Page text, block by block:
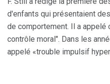
d'enfants qui présentaient
de comportement. Il a
contrôle moral". Dans les
appelé «trouble impulsif